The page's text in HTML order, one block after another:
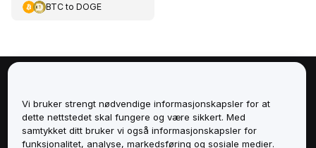
BTCto DOGE
Tjenester
Vi bruker strengt nødvendige informasjonskapsler for at
dette nettstedet skal fungere og være sikkert. Med
samtykket ditt bruker vi også informasjonskapsler for
funksjonalitet, analyse, markedsføring og sosiale medier.